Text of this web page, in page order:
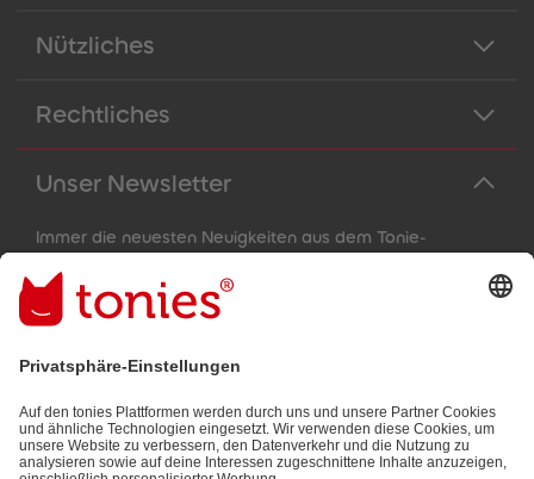
Nützliches
Rechtliches
Unser Newsletter
Immer die neuesten Neuigkeiten aus dem Tonie-
E-Mail-Addresse
Mit dem Absenden abonnierst du unseren E-Mail-Newsletter, der
informationen) und den von dir zu Werbezwecken bereitgestellten
Interaktionsinformationen (z.B. Abspielinformationen) basiert. Du
kannst den Newsletter jederzeit kostenlos abbestellen.
Datenschutzbestimmungen.